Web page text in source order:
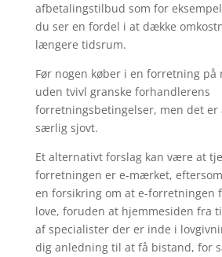
afbetalingstilbud som for
du ser en fordel i at dække
længere tidsrum.
Før nogen køber i en forretning
uden tvivl granske forhandlerens
forretningsbetingelser, men det er
særlig sjovt.
Et alternativt forslag kan være at
forretningen er e-mærket,
en forsikring om at e-forretningen
love, foruden at hjemmesiden fra
af specialister der er inde i
dig anledning til at få bistand, for